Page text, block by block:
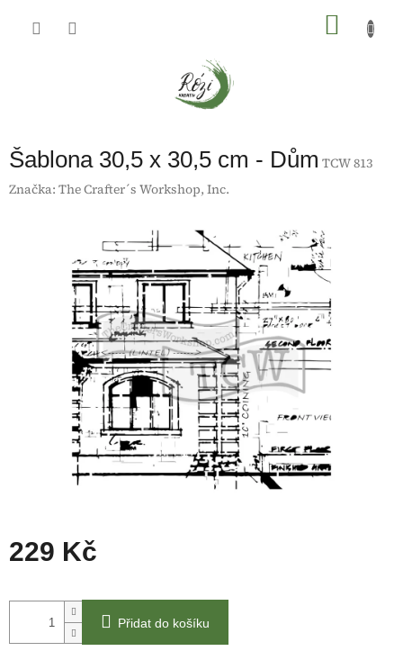
Šablona 30,5 x 30,5 cm - Dům TCW 813
Značka: The Crafter´s Workshop, Inc.
229 Kč
cena:
Přidat do košíku